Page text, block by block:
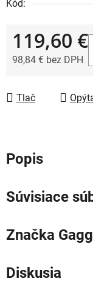
Kód:
119,60 €
98,84 € bez DPH
Tlač
Popis
Súvisiace
Značka
Diskusia